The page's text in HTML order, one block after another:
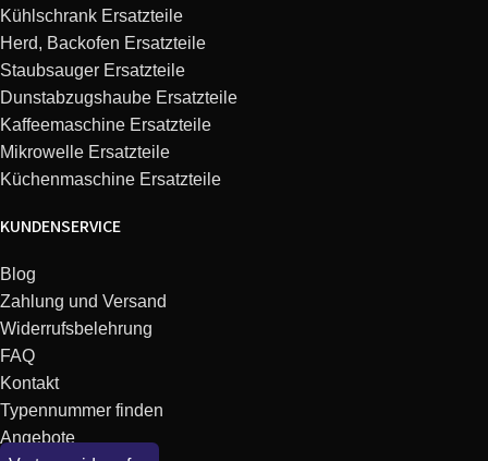
Kühlschrank Ersatzteile
Herd, Backofen Ersatzteile
Staubsauger Ersatzteile
Dunstabzugshaube Ersatzteile
Kaffeemaschine Ersatzteile
Mikrowelle Ersatzteile
Küchenmaschine Ersatzteile
KUNDENSERVICE
Blog
Zahlung und Versand
Widerrufsbelehrung
FAQ
Kontakt
Typennummer finden
Angebote